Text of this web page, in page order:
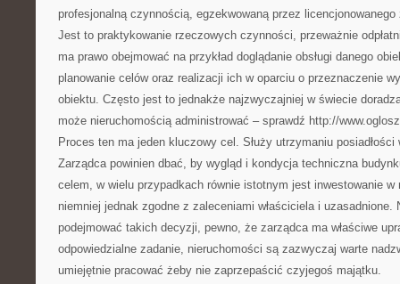
profesjonalną czynnością, egzekwowaną przez
Jest to praktykowanie rzeczowych czynności, przeważnie
ma prawo obejmować na przykład doglądanie obsługi danego
planowanie celów oraz realizacji ich w oparciu o przeznaczenie
obiektu. Często jest to jednakże najzwyczajniej w świecie
może nieruchomością administrować – sprawdź http://
Proces ten ma jeden kluczowy cel. Służy utrzymaniu
Zarządca powinien dbać, by wygląd i kondycja techniczna
celem, w wielu przypadkach równie istotnym jest inwestowanie
niemniej jednak zgodne z zaleceniami właściciela i uzasadnione.
podejmować takich decyzji, pewno, że zarządca ma właściwe
odpowiedzialne zadanie, nieruchomości są zazwyczaj warte
umiejętnie pracować żeby nie zaprzepaścić czyjegoś majątku.